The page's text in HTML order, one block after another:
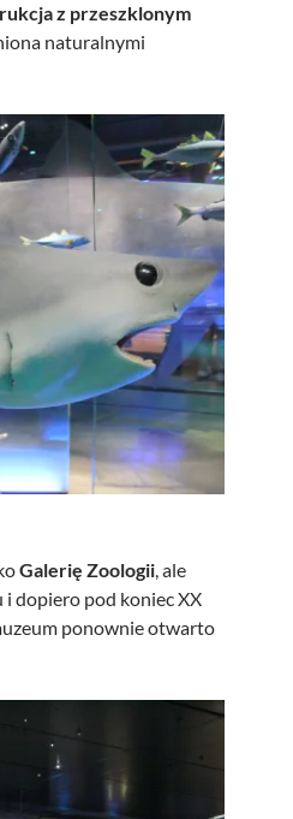
z przeszklonym
naturalnymi
Galerię Zoologii, ale
i dopiero pod koniec XX
ponownie otwarto